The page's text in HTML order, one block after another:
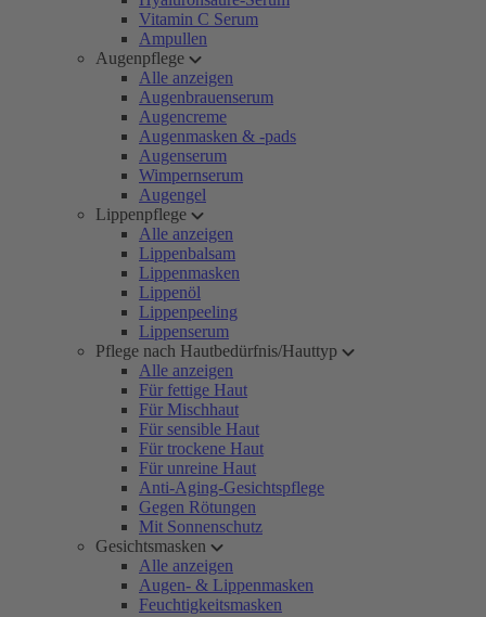
Vitamin C Serum
Ampullen
Augenpflege
Alle anzeigen
Augenbrauenserum
Augencreme
Augenmasken & -pads
Augenserum
Wimpernserum
Augengel
Lippenpflege
Alle anzeigen
Lippenbalsam
Lippenmasken
Lippenöl
Lippenpeeling
Lippenserum
Pflege nach Hautbedürfnis/Hauttyp
Alle anzeigen
Für fettige Haut
Für Mischhaut
Für sensible Haut
Für trockene Haut
Für unreine Haut
Anti-Aging-Gesichtspflege
Gegen Rötungen
Mit Sonnenschutz
Gesichtsmasken
Alle anzeigen
Augen- & Lippenmasken
Feuchtigkeitsmasken